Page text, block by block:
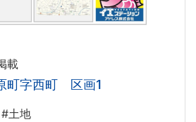
載
町字西町 区画1
#土地